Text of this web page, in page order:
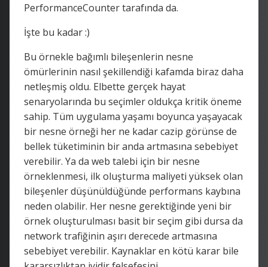
PerformanceCounter tarafında da.
İşte bu kadar :)
Bu örnekle bağımlı bileşenlerin nesne
ömürlerinin nasıl şekillendiği kafamda biraz daha
netleşmiş oldu. Elbette gerçek hayat
senaryolarında bu seçimler oldukça kritik öneme
sahip. Tüm uygulama yaşamı boyunca yaşayacak
bir nesne örneği her ne kadar cazip görünse de
bellek tüketiminin bir anda artmasına sebebiyet
verebilir. Ya da web talebi için bir nesne
örneklenmesi, ilk oluşturma maliyeti yüksek olan
bileşenler düşünüldüğünde performans kaybına
neden olabilir. Her nesne gerektiğinde yeni bir
örnek oluşturulması basit bir seçim gibi dursa da
network trafiğinin aşırı derecede artmasına
sebebiyet verebilir. Kaynaklar en kötü karar bile